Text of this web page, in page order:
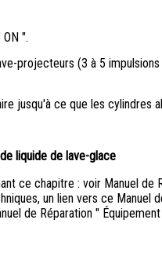
".
projecteurs (3 à 5
jusqu'à ce que les cylindres
liquide de lave-glace
ce chapitre : voir Manuel de
un lien vers ce Manuel
de Réparation "